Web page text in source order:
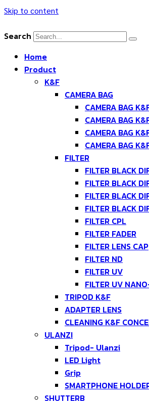
Skip to content
Search
Home
Product
K&F
CAMERA BAG
CAMERA BAG
CAMERA BAG
CAMERA BAG
CAMERA BAG
FILTER
FILTER BLACK
FILTER BLACK
FILTER BLACK
FILTER BLACK
FILTER CPL
FILTER FADER
FILTER LENS CAP
FILTER ND
FILTER UV
FILTER UV
TRIPOD K&F
ADAPTER LENS
CLEANING K&F
ULANZI
Tripod- Ulanzi
LED Light
Grip
SMARTPHONE
SHUTTERB